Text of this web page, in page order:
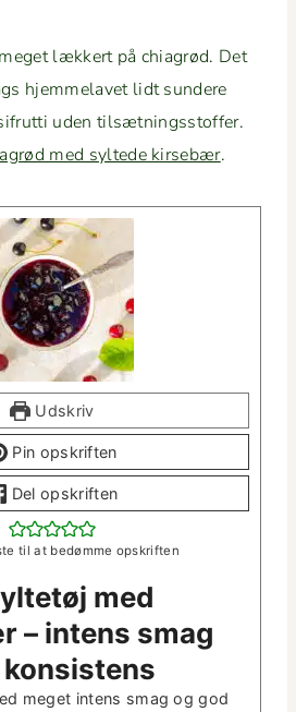
lækkert på chi­a­grød. Det
hjem­melavet lidt sun­dere
uden tilsæt­ningsstof­fer.
med sylt­ede kirse­bær.
Udskriv
Pin opskriften
Del opskriften
til at bedømme opskriften
med
– intens smag
meget intens smag og god